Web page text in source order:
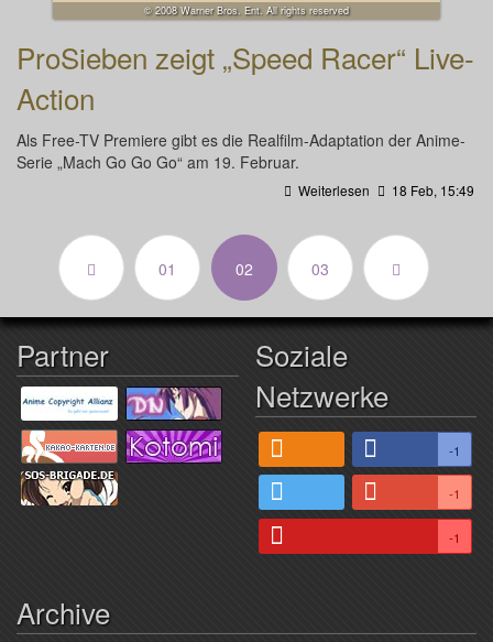
© 2008 Warner Bros. Ent. All rights reserved
ProSieben zeigt „Speed Racer“ Live-
Action
Als Free-TV Premiere gibt es die Realfilm-Adaptation der Anime-
Serie „Mach Go Go Go“ am 19. Februar.
Weiterlesen 18 Feb, 15:49
01 02(aktuell) 03
Partner
Soziale
Netzwerke
-1
-1
-1
Archive